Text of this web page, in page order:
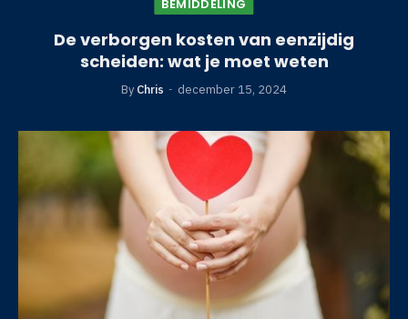
BEMIDDELING
De verborgen kosten van eenzijdig
scheiden: wat je moet weten
By Chris december 15, 2024